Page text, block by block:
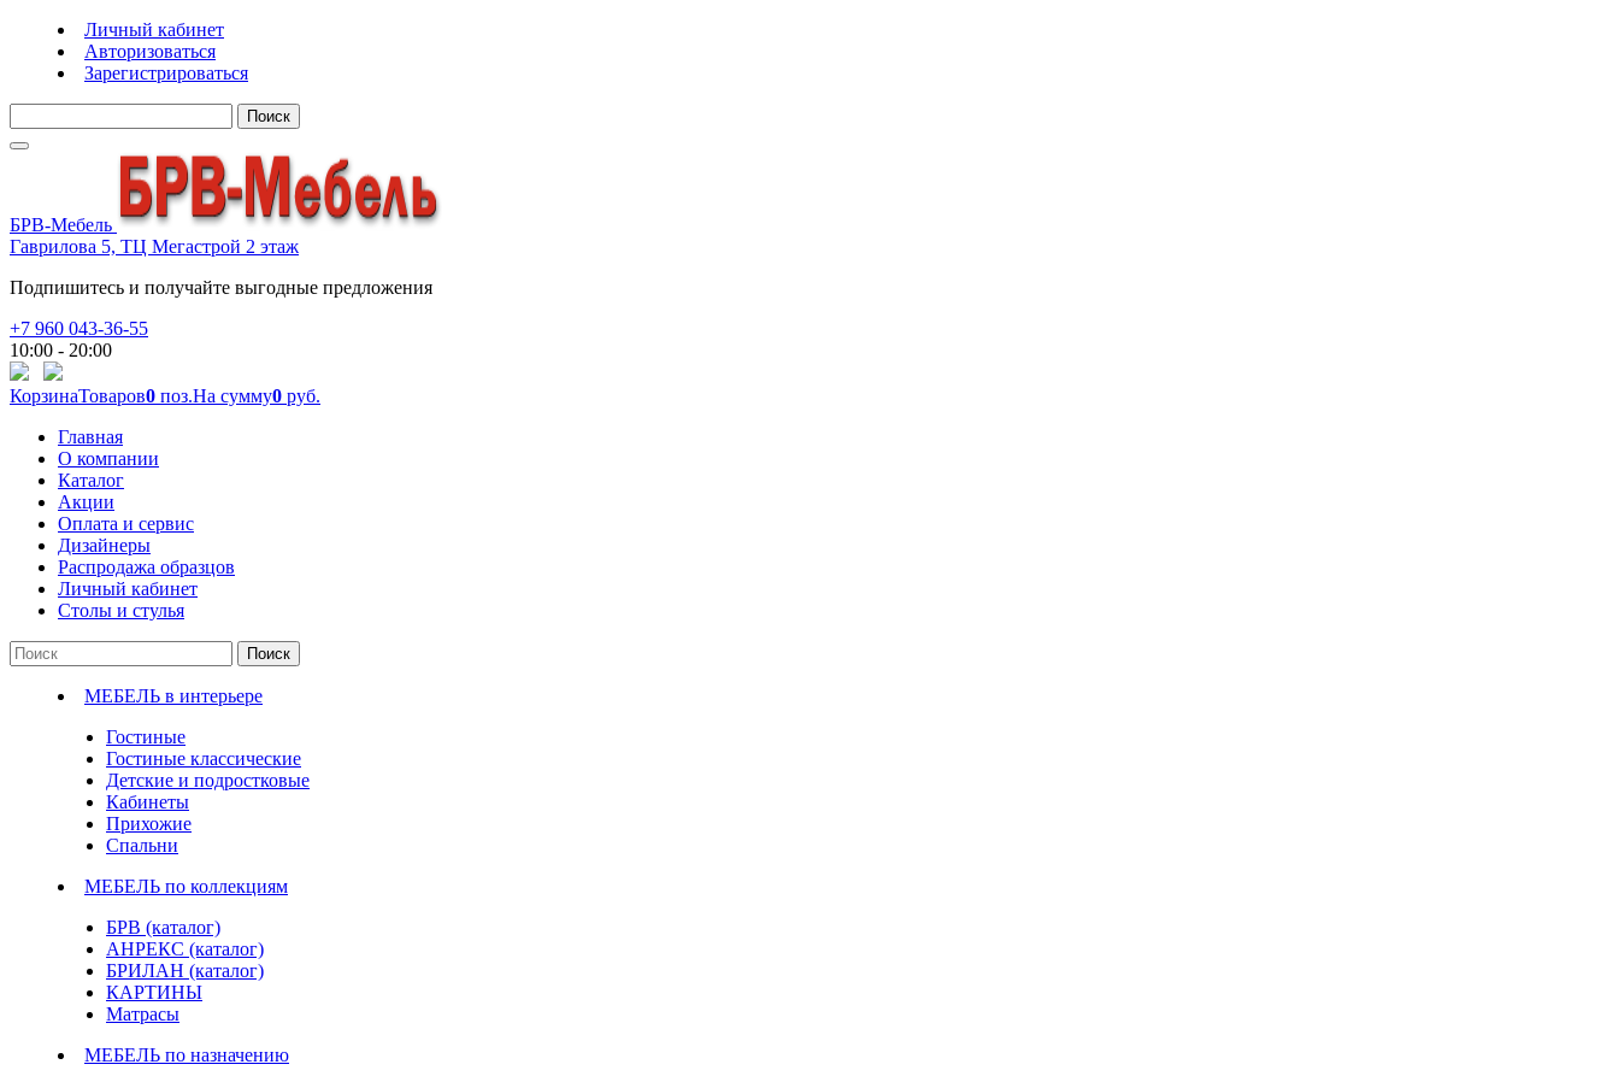
Личный кабинет
Авторизоваться
Зарегистрироваться
Поиск
БРВ-Мебель
Гаврилова 5, ТЦ Мегастрой 2 этаж
Подпишитесь и получайте выгодные предложения
+7 960 043-36-55
10:00 - 20:00
КорзинаТоваров0 поз.На сумму0 руб.
Главная
О компании
Каталог
Акции
Оплата и сервис
Дизайнеры
Распродажа образцов
Личный кабинет
Столы и стулья
Поиск
МЕБЕЛЬ в интерьере
Гостиные
Гостиные классические
Детские и подростковые
Кабинеты
Прихожие
Спальни
МЕБЕЛЬ по коллекциям
БРВ (каталог)
АНРЕКС (каталог)
БРИЛАН (каталог)
КАРТИНЫ
Матрасы
МЕБЕЛЬ по назначению